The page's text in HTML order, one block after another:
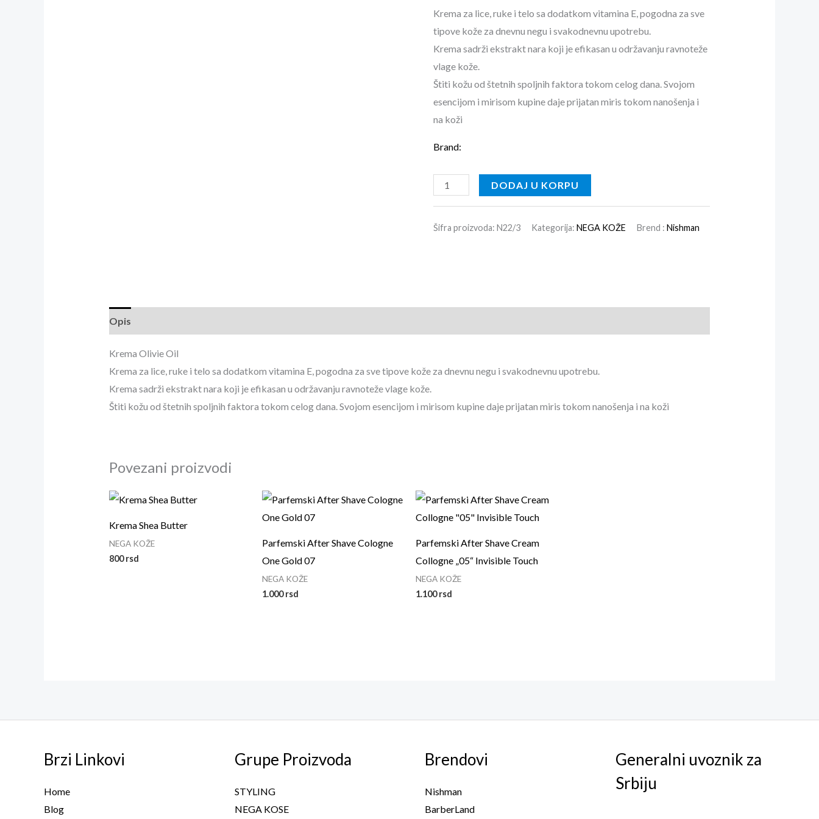
Krema za lice, ruke i telo sa dodatkom vitamina E, pogodna za sve
tipove kože za dnevnu negu i svakodnevnu upotrebu.
Krema sadrži ekstrakt nara koji je efikasan u održavanju ravnoteže
vlage kože.
Štiti kožu od štetnih spoljnih faktora tokom celog dana. Svojom
esencijom i mirisom kupine daje prijatan miris tokom nanošenja i
na koži
Brand:
DODAJ U KORPU
Šifra proizvoda:N22/3 Kategorija:NEGA KOŽE Brend :Nishman
Opis
Krema Olivie Oil
Krema za lice, ruke i telo sa dodatkom vitamina E, pogodna za sve tipove kože za dnevnu negu i svakodnevnu upotrebu.
Krema sadrži ekstrakt nara koji je efikasan u održavanju ravnoteže vlage kože.
Štiti kožu od štetnih spoljnih faktora tokom celog dana. Svojom esencijom i mirisom kupine daje prijatan miris tokom nanošenja i na koži
Povezani proizvodi
Krema Shea Butter
NEGA KOŽE
800rsd
Parfemski After Shave Cologne
One Gold 07
NEGA KOŽE
1.000rsd
Parfemski After Shave Cream
Collogne „05“ Invisible Touch
NEGA KOŽE
1.100rsd
Brzi Linkovi
Home
Blog
Grupe Proizvoda
STYLING
NEGA KOSE
Brendovi
Nishman
BarberLand
Generalni uvoznik za
Srbiju